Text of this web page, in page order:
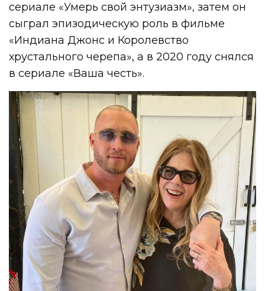
сериале «Умерь свой энтузиазм», затем он
сыграл эпизодическую роль в фильме
«Индиана Джонс и Королевство
хрустального черепа», а в 2020 году снялся
в сериале «Ваша честь».